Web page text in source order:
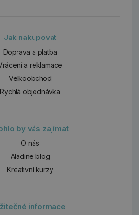
Jak nakupovat
Doprava a platba
a reklamace
Velkoobchod
Rychlá objednávka
by vás zajímat
O nás
Aladine blog
Kreativní kurzy
informace